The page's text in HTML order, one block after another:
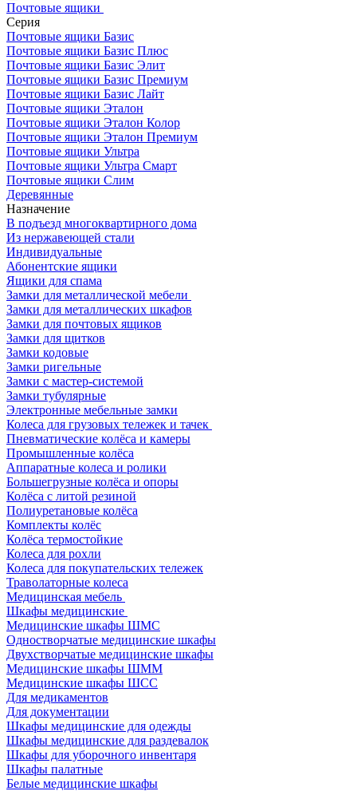
Почтовые ящики
Серия
Почтовые ящики Базис
Почтовые ящики Базис Плюс
Почтовые ящики Базис Элит
Почтовые ящики Базис Премиум
Почтовые ящики Базис Лайт
Почтовые ящики Эталон
Почтовые ящики Эталон Колор
Почтовые ящики Эталон Премиум
Почтовые ящики Ультра
Почтовые ящики Ультра Смарт
Почтовые ящики Слим
Деревянные
Назначение
В подъезд многоквартирного дома
Из нержавеющей стали
Индивидуальные
Абонентские ящики
Ящики для спама
Замки для металлической мебели
Замки для металлических шкафов
Замки для почтовых ящиков
Замки для щитков
Замки кодовые
Замки ригельные
Замки с мастер-системой
Замки тубулярные
Электронные мебельные замки
Колеса для грузовых тележек и тачек
Пневматические колёса и камеры
Промышленные колёса
Аппаратные колеса и ролики
Большегрузные колёса и опоры
Колёса с литой резиной
Полиуретановые колёса
Комплекты колёс
Колёса термостойкие
Колеса для рохли
Колеса для покупательских тележек
Траволаторные колеса
Медицинская мебель
Шкафы медицинские
Медицинские шкафы ШМС
Одностворчатые медицинские шкафы
Двухстворчатые медицинские шкафы
Медицинские шкафы ШММ
Медицинские шкафы ШСС
Для медикаментов
Для документации
Шкафы медицинские для одежды
Шкафы медицинские для раздевалок
Шкафы для уборочного инвентаря
Шкафы палатные
Белые медицинские шкафы